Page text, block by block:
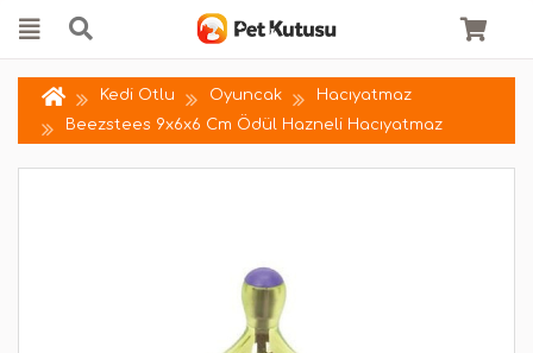
Kedi Otlu Oyuncak
Hacıyatmaz
Beezstees 9x6x6 Cm Ödül Hazneli Hacıyatmaz